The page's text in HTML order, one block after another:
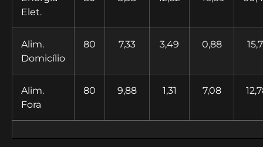
Elet.
Alim.
Domicílio
80 7,33 3,49 0,88
Alim.
Fora
80 9,88 1,31 7,08